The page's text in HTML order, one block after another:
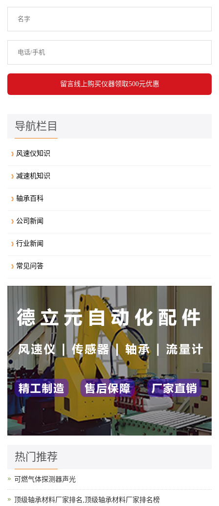
导航栏目
风速仪知识
减速机知识
轴承百科
公司新闻
行业新闻
常见问答
热门推荐
可燃气体探测器声光
顶级轴承材料厂家排名,顶级轴承材料厂家排名榜